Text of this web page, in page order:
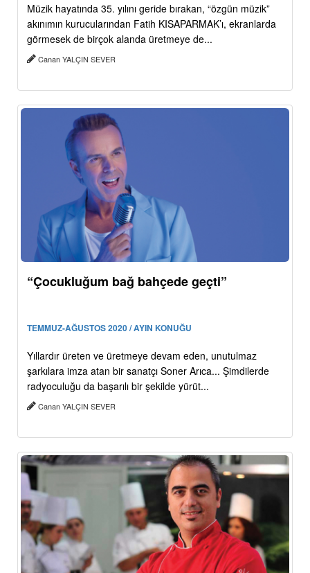
Müzik hayatında 35. yılını geride bırakan, “özgün müzik”
akınımın kurucularından Fatih KISAPARMAK’ı, ekranlarda
görmesek de birçok alanda üretmeye de...
Canan YALÇIN SEVER
“Çocukluğum bağ bahçede geçti”
TEMMUZ-AĞUSTOS 2020 / AYIN KONUĞU
Yıllardır üreten ve üretmeye devam eden, unutulmaz
şarkılara imza atan bir sanatçı Soner Arıca... Şimdilerde
radyoculuğu da başarılı bir şekilde yürüt...
Canan YALÇIN SEVER